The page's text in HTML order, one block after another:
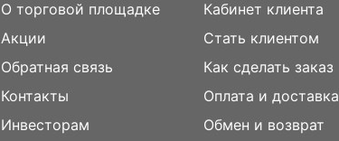
О торговой площадке
Акции
Обратная связь
Контакты
Инвесторам
Кабинет клиента
Стать клиентом
Как сделать заказ
Оплата и доставка
Обмен и возврат